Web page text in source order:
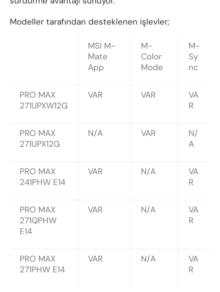
Modeller tarafından desteklenen işlevler;
MSI M-
Mate
App
M-
Color
Mode
M-
Sy
nc
PRO MAX
271UPXW12G
VAR VAR
VA
R
PRO MAX
271UPX12G
N/A VAR
N/
A
PRO MAX
241PHW E14
VAR N/A
VA
R
PRO MAX
271QPHW
E14
VAR N/A
VA
R
PRO MAX
271PHW E14
VAR N/A
VA
R